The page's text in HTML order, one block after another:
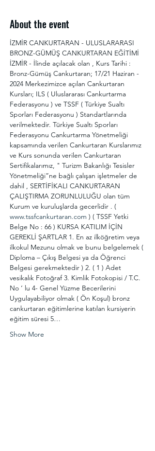
About the event
İZMİR CANKURTARAN - ULUSLARARASI
BRONZ-GÜMÜŞ CANKURTARAN EĞİTİMİ
İZMİR - İlinde açılacak olan , Kurs Tarihi :
Bronz-Gümüş Cankurtaran; 17/21 Haziran -
2024 Merkezimizce açılan Cankurtaran
Kursları; ILS ( Uluslararası Cankurtarma
Federasyonu ) ve TSSF ( Türkiye Sualtı
Sporları Federasyonu ) Standartlarında
verilmektedir. Türkiye Sualtı Sporları
Federasyonu Cankurtarma Yönetmeliği
kapsamında verilen Cankurtaran Kurslarımız
ve Kurs sonunda verilen Cankurtaran
Sertifikalarımız, " Turizm Bakanlığı Tesisler
Yönetmeliği”ne bağlı çalışan işletmeler de
dahil , SERTİFİKALI CANKURTARAN
ÇALIŞTIRMA ZORUNLULUĞU olan tüm
Kurum ve kuruluşlarda gecerlidir . (
www.tssfcankurtaran.com ) ( TSSF Yetki
Belge No : 66 ) KURSA KATILIM İÇİN
GEREKLİ ŞARTLAR 1. En az ilköğretim veya
ilkokul Mezunu olmak ve bunu belgelemek (
Diploma – Çıkış Belgesi ya da Öğrenci
Belgesi gerekmektedir ) 2. ( 1 ) Adet
vesikalık Fotoğraf 3. Kimlik Fotokopisi / T.C.
No ‘ lu 4- Genel Yüzme Becerilerini
Uygulayabiliyor olmak ( Ön Koşul) bronz
cankurtaran eğitimlerine katılan kursiyerin
eğitim süresi 5…
Show More